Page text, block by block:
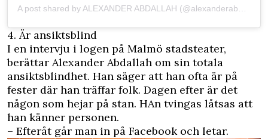
A post shared by ALEXANDER ABDALLAH (@alexanderabdallah)
4. Är ansiktsblind
I en intervju i logen på Malmö stadsteater,
berättar Alexander Abdallah om sin totala
ansiktsblindhet. Han säger att han ofta är på
fester där han träffar folk. Dagen efter är det
någon som hejar på stan. HAn tvingas låtsas att
han känner personen.
– Efteråt går man in på Facebook och letar.